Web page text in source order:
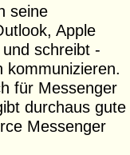
seine
Apple
schreibt -
für Messenger
durchaus gute
Messenger